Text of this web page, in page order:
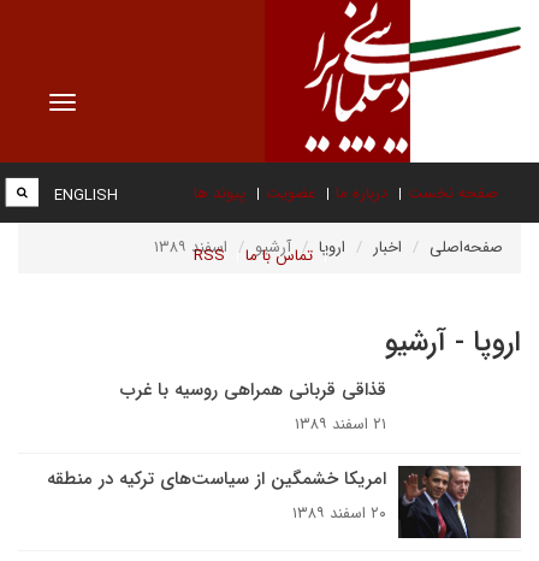
Toggle
صفحه نخست درباره ما عضویت پیوند ها
تماس با ما RSS
ENGLISH
صفحه‌اصلی اخبار اروپا آرشیو اسفند ۱۳۸۹
اروپا - آرشیو
قذاقی قربانی همراهی روسیه با غرب
۲۱ اسفند ۱۳۸۹
امریکا خشمگین از سیاست‌های ترکیه در منطقه
۲۰ اسفند ۱۳۸۹